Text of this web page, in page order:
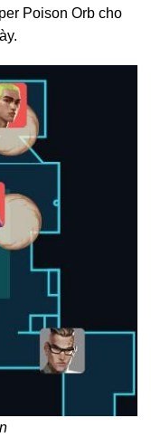
Poison Orb cho